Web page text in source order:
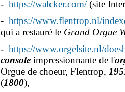
- https://walcker.com/(site
- https://www.flentrop.nl/
qui a restauré le Grand Orgue
- https://www.orgelsite.nl/
console impressionnante de l'
Orgue de choeur, Flentrop,
(1800),